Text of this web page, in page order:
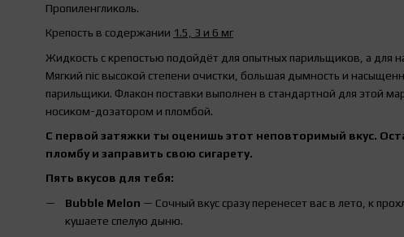
Пропиленгликоль.
Крепость в содержании 1.5, 3 и 6 мг
Жидкость с крепостью подойдёт для опытных парильщиков, а для
Мягкий nic высокой степени очистки, большая дымность и
парильщики. Флакон поставки выполнен в стандартной для этой
носиком-дозатором и пломбой.
С первой затяжки ты оценишь этот неповторимый вкус.
пломбу и заправить свою сигарету.
Пять вкусов для тебя:
Bubble Melon — Сочный вкус сразу перенесет вас в лето, к
кушаете спелую дыню.